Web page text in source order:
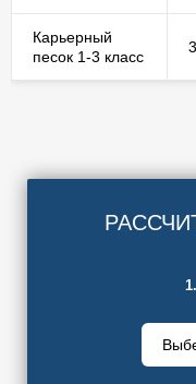
Карьерный
песок 1-3 класс